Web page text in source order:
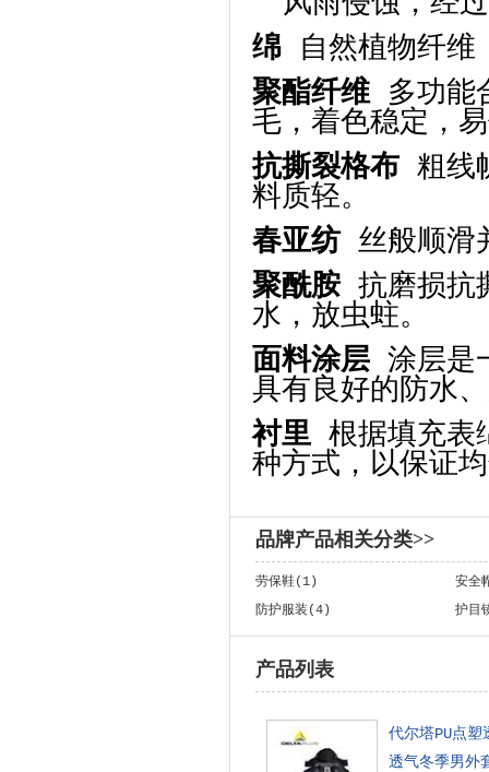
绵 自然植物纤维
聚酯纤维 多功能
毛，着色稳定，
抗撕裂格布 粗线
料质轻。
春亚纺 丝般顺滑
聚酰胺 抗磨损抗
水，放虫蛀。
面料涂层 涂层是
具有良好的防水
衬里 根据填充表
种方式，以保证
品牌产品相关分类>>
劳保鞋(1)
安全
防护服装(4)
护目
产品列表
代尔塔PU点
透气冬季男外